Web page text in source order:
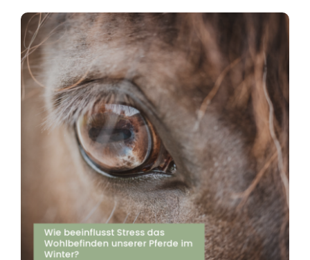
equitron-pro
Extrakorporale Stoßwellentherapie
Ausbildung & Training für Reiter und Pferd
Blog
Job & Karriere